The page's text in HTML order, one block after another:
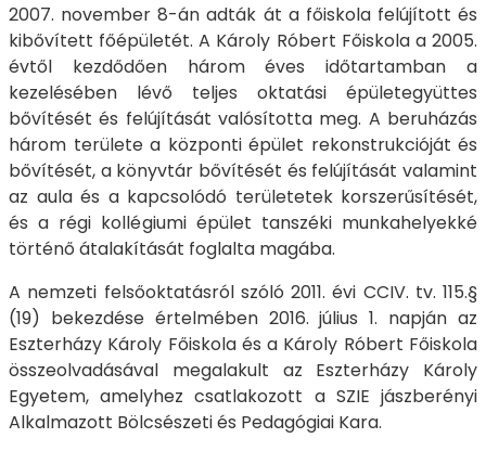
2007. november 8-án adták át a főiskola felújított és
kibővített főépületét. A Károly Róbert Főiskola a 2005.
évtől kezdődően három éves időtartamban a
kezelésében lévő teljes oktatási épületegyüttes
bővítését és felújítását valósította meg. A beruházás
három területe a központi épület rekonstrukcióját és
bővítését, a könyvtár bővítését és felújítását valamint
az aula és a kapcsolódó területetek korszerűsítését,
és a régi kollégiumi épület tanszéki munkahelyekké
történő átalakítását foglalta magába.
A nemzeti felsőoktatásról szóló 2011. évi CCIV. tv. 115.§
(19) bekezdése értelmében 2016. július 1. napján az
Eszterházy Károly Főiskola és a Károly Róbert Főiskola
összeolvadásával megalakult az Eszterházy Károly
Egyetem, amelyhez csatlakozott a SZIE jászberényi
Alkalmazott Bölcsészeti és Pedagógiai Kara.